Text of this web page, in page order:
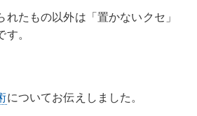
たもの以外は「置かないクセ」
。
についてお伝えしました。